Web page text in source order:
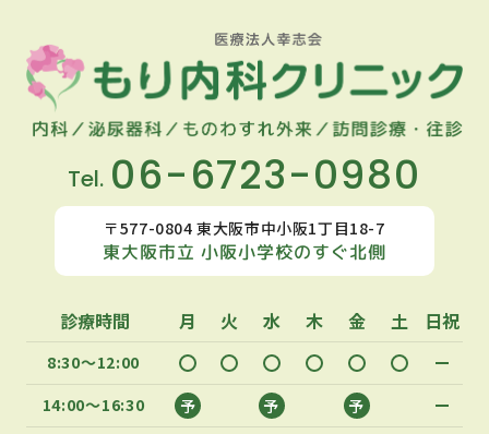
Tel. 06-6723-0980
〒577-0804 東大阪市中小阪1丁目18-7
東大阪市立 小阪小学校のすぐ北側
診療時間 月 火 水 木 金 土 日祝
8:30〜12:00
14:00〜16:30